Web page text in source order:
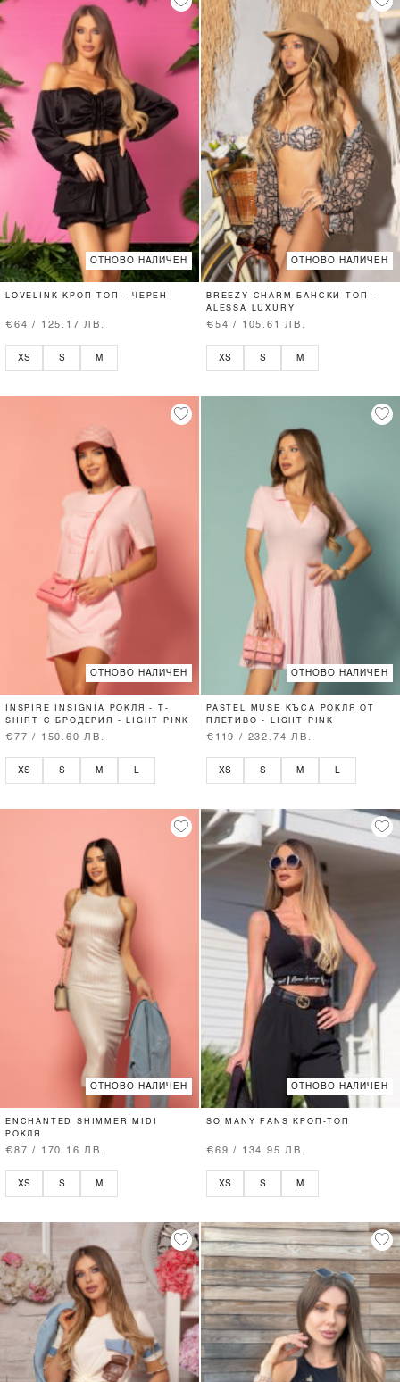
ОТНОВО НАЛИЧЕН
LOVELINK КРОП-ТОП - ЧЕРЕН
€64 / 125.17 ЛВ.
XS S M
ОТНОВО НАЛИЧЕН
BREEZY CHARM БАНСКИ ТОП -
ALESSA LUXURY
€54 / 105.61 ЛВ.
XS S M
ОТНОВО НАЛИЧЕН
INSPIRE INSIGNIA РОКЛЯ - T-
SHIRT С БРОДЕРИЯ - LIGHT PINK
€77 / 150.60 ЛВ.
XS S M L
ОТНОВО НАЛИЧЕН
PASTEL MUSE КЪСА РОКЛЯ ОТ
ПЛЕТИВО - LIGHT PINK
€119 / 232.74 ЛВ.
XS S M L
ОТНОВО НАЛИЧЕН
ENCHANTED SHIMMER MIDI
РОКЛЯ
€87 / 170.16 ЛВ.
XS S M
ОТНОВО НАЛИЧЕН
SO MANY FANS КРОП-ТОП
€69 / 134.95 ЛВ.
XS S M